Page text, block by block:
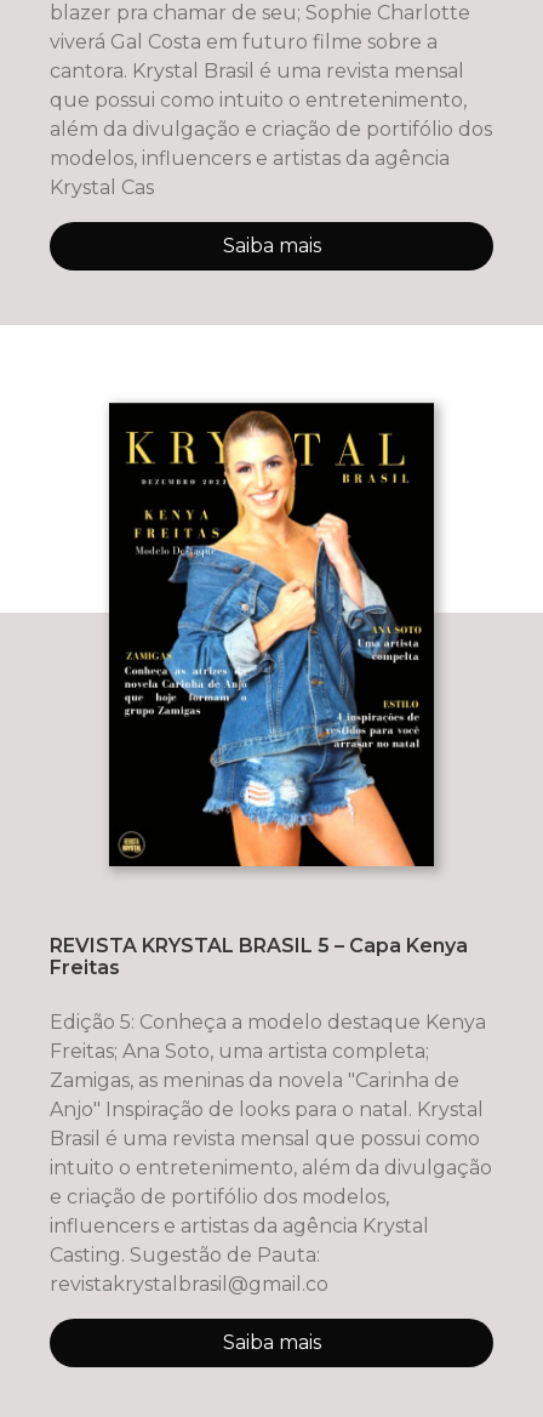
blazer pra chamar de seu; Sophie Charlotte
viverá Gal Costa em futuro filme sobre a
cantora. Krystal Brasil é uma revista mensal
que possui como intuito o entretenimento,
além da divulgação e criação de portifólio dos
modelos, influencers e artistas da agência
Krystal Cas
Saiba mais
REVISTA KRYSTAL BRASIL 5 – Capa Kenya
Freitas
Edição 5: Conheça a modelo destaque Kenya
Freitas; Ana Soto, uma artista completa;
Zamigas, as meninas da novela "Carinha de
Anjo" Inspiração de looks para o natal. Krystal
Brasil é uma revista mensal que possui como
intuito o entretenimento, além da divulgação
e criação de portifólio dos modelos,
influencers e artistas da agência Krystal
Casting. Sugestão de Pauta:
revistakrystalbrasil@gmail.co
Saiba mais